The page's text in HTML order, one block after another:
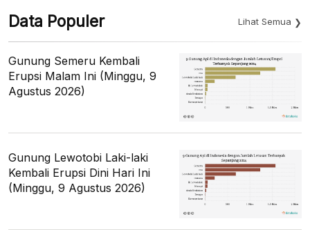
Data Populer Lihat Semua
Gunung Semeru Kembali
Erupsi Malam Ini (Minggu, 9
Agustus 2026)
Gunung Lewotobi Laki-laki
Kembali Erupsi Dini Hari Ini
(Minggu, 9 Agustus 2026)